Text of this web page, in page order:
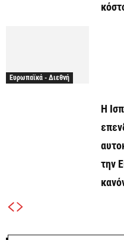
Ευρωπαϊκά - Διεθνή
Η
την